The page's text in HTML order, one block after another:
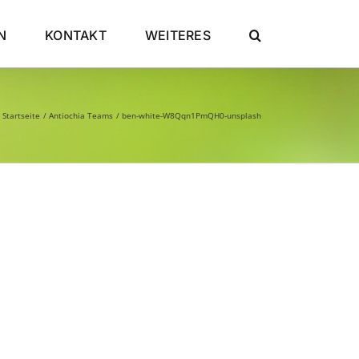
KONTAKT WEITERES
Startseite Antiochia Teams ben-white-W8Qqn1PmQH0-unsplash